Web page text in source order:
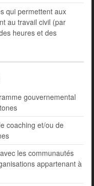
qui permettent aux
au travail civil (par
heures et des
gouvernemental
coaching et/ou de
les communautés
appartenant à